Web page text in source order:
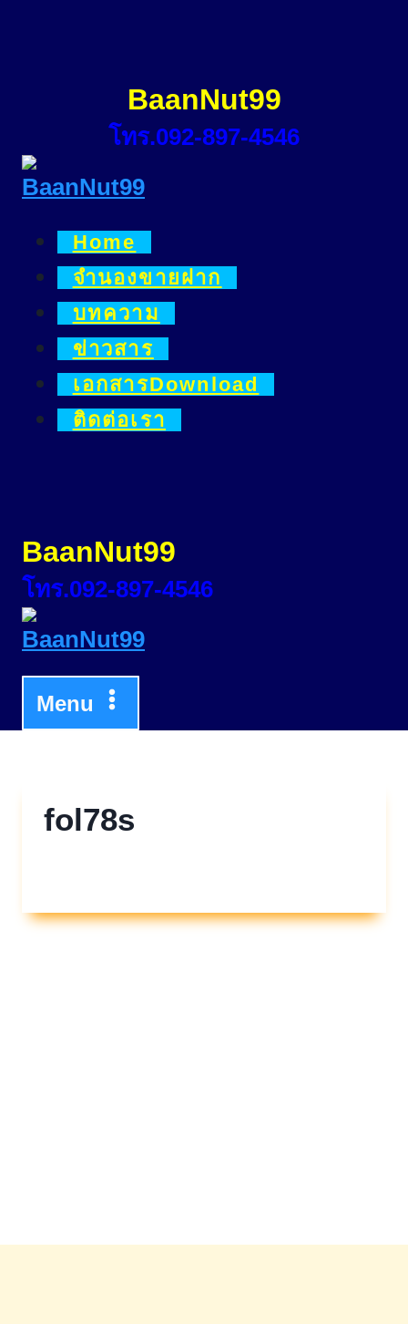
BaanNut99
โทร.092-897-4546
Home
จำนองขายฝาก
บทความ
ข่าวสาร
เอกสารDownload
ติดต่อเรา
BaanNut99
โทร.092-897-4546
Menu
fol78s